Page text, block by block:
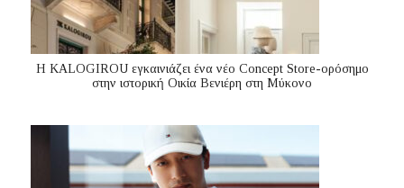
Η KALOGIROU εγκαινιάζει ένα νέο Concept Store-ορόσημο
στην ιστορική Οικία Βενιέρη στη Μύκονο